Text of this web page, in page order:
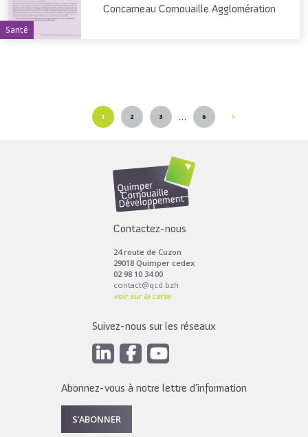
Concarneau Cornouaille Agglomération
Santé
1 2 3 … 6
Contactez-nous
24 route de Cuzon
29018 Quimper cedex
02 98 10 34 00
contact@qcd.bzh
voir sur la carte
Suivez-nous sur les réseaux
Abonnez-vous à notre lettre d’information
S’ABONNER